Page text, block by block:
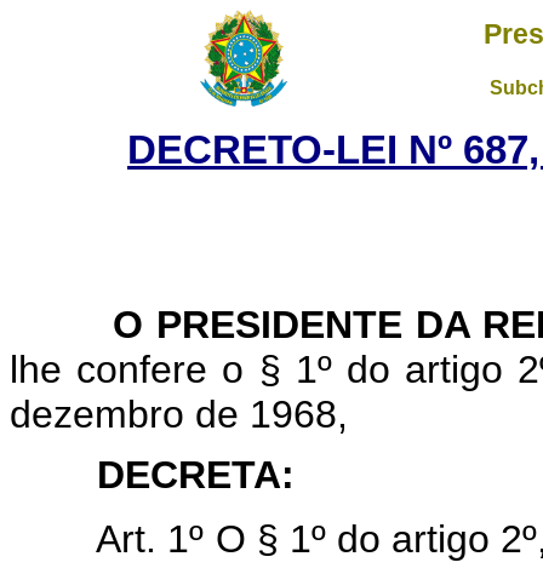
DECRETO-LEI Nº
O PRESIDENTE DA
lhe confere o § 1º do artigo
dezembro de 1968,
DECRETA:
Art. 1º O § 1º do artigo